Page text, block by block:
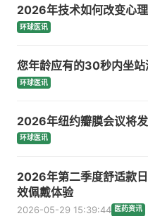
2026年技术如何改变心
环球医讯
您年龄应有的30秒内坐站
环球医讯
2026年纽约瓣膜会议将
环球医讯
2026年第二季度舒适款
效佩戴体验
2026-05-29 15:39:44 医药资讯